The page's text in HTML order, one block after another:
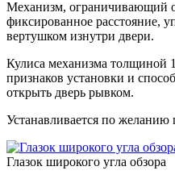
Механизм, ограничивающий
фиксированное расстояние,
вертушком изнутри двери.
Кулиса механизма толщиной
признаков установки и
открыть дверь рывком.
Устанавливается по желанию
Глазок широкого угла обзора